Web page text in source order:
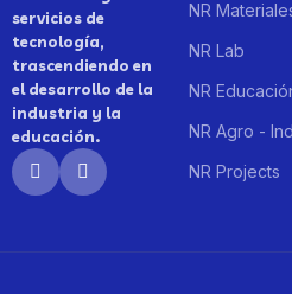
servicios de
tecnología,
trascendiendo en
el desarrollo de la
industria y la
educación.
NR
NR Lab
NR
NR Agro -
NR Projects